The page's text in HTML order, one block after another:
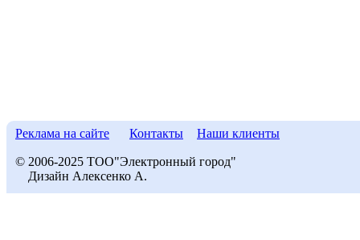
Реклама на сайте Контакты Наши клиенты
© 2006-2025 ТОО"Электронный город"
Дизайн Алексенко А.